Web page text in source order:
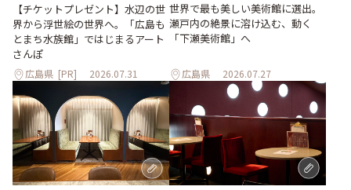
【チケットプレゼント】水辺の世
界から浮世絵の世界へ。「広島も
とまち水族館」ではじまるアート
さんぽ
広島県 [PR] 2026.07.31
世界で最も美しい美術館に選出。
瀬戸内の絶景に溶け込む、動く
「下瀬美術館」へ
広島県 2026.07.27